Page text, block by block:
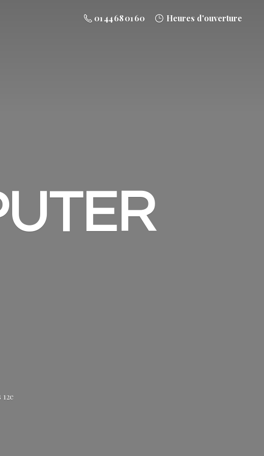
01 44 68 01 60 Heures d'ouverture
12e